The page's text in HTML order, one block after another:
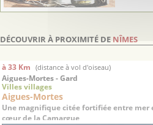
DÉCOUVRIR À PROXIMITÉ DE NÎMES
à 33 Km
(distance à vol d'oiseau)
Aigues-Mortes - Gard
Villes villages
Aigues-Mortes
Une magnifique citée fortifiée entre mer
cœur de la Camargue